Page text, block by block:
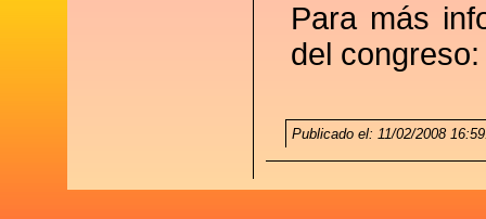
Para más
del
Publicado el: 11/02/2008